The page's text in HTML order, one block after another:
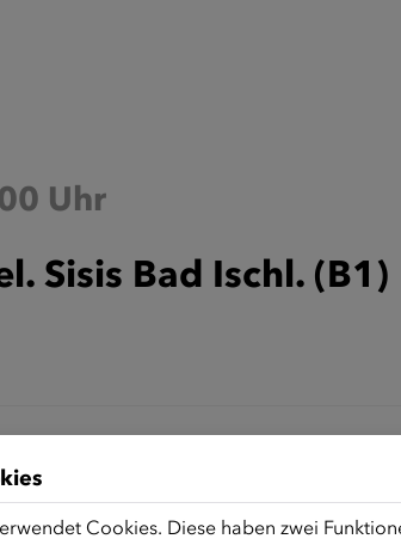
Uhr
Sisis Bad Ischl. (B1)
Cookies. Diese haben zwei